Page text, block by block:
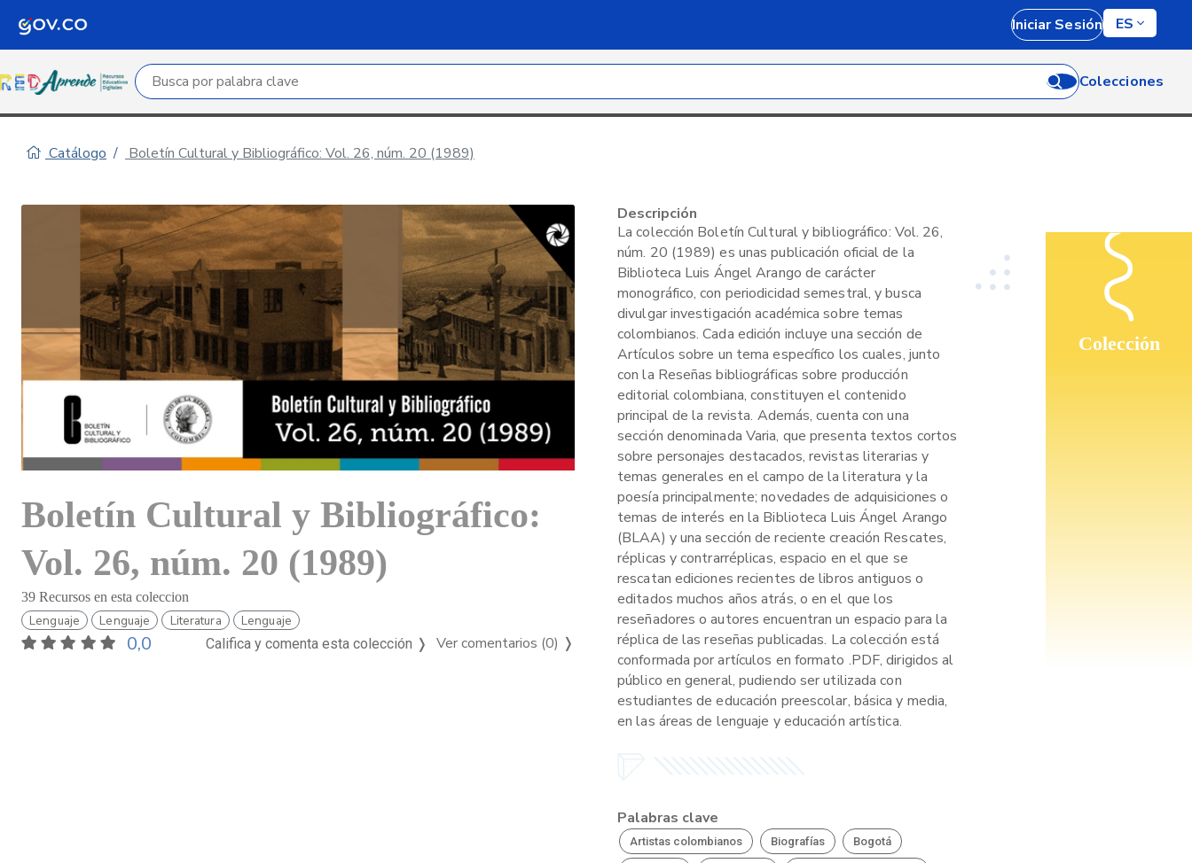
Iniciar Sesión ES
Campo de búsqueda por palabra clave Colecciones
Catálogo Boletín Cultural y Bibliográfico: Vol. 26, núm. 20 (1989)
Colección
Boletín Cultural y Bibliográfico:
Vol. 26, núm. 20 (1989)
39 Recursos en esta coleccion
Lenguaje Lenguaje Literatura Lenguaje
0,0 Califica y comenta esta colección ❭ Ver comentarios (0) ❭
Descripción
La colección Boletín Cultural y bibliográfico: Vol. 26,
núm. 20 (1989) es unas publicación oficial de la
Biblioteca Luis Ángel Arango de carácter
monográfico, con periodicidad semestral, y busca
divulgar investigación académica sobre temas
colombianos. Cada edición incluye una sección de
Artículos sobre un tema específico los cuales, junto
con la Reseñas bibliográficas sobre producción
editorial colombiana, constituyen el contenido
principal de la revista. Además, cuenta con una
sección denominada Varia, que presenta textos cortos
sobre personajes destacados, revistas literarias y
temas generales en el campo de la literatura y la
poesía principalmente; novedades de adquisiciones o
temas de interés en la Biblioteca Luis Ángel Arango
(BLAA) y una sección de reciente creación Rescates,
réplicas y contrarréplicas, espacio en el que se
rescatan ediciones recientes de libros antiguos o
editados muchos años atrás, o en el que los
reseñadores o autores encuentran un espacio para la
réplica de las reseñas publicadas. La colección está
conformada por artículos en formato .PDF, dirigidos al
público en general, pudiendo ser utilizada con
estudiantes de educación preescolar, básica y media,
en las áreas de lenguaje y educación artística.
Palabras clave
Artistas colombianos Biografías Bogotá